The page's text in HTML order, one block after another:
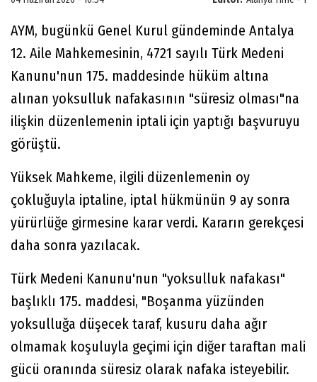
AYM, bugünkü Genel Kurul gündeminde Antalya
12. Aile Mahkemesinin, 4721 sayılı Türk Medeni
Kanunu'nun 175. maddesinde hüküm altına
alınan yoksulluk nafakasının "süresiz olması"na
ilişkin düzenlemenin iptali için yaptığı başvuruyu
görüştü.
Yüksek Mahkeme, ilgili düzenlemenin oy
çokluğuyla iptaline, iptal hükmünün 9 ay sonra
yürürlüğe girmesine karar verdi. Kararın gerekçesi
daha sonra yazılacak.
Türk Medeni Kanunu'nun "yoksulluk nafakası"
başlıklı 175. maddesi, "Boşanma yüzünden
yoksulluğa düşecek taraf, kusuru daha ağır
olmamak koşuluyla geçimi için diğer taraftan mali
gücü oranında süresiz olarak nafaka isteyebilir.